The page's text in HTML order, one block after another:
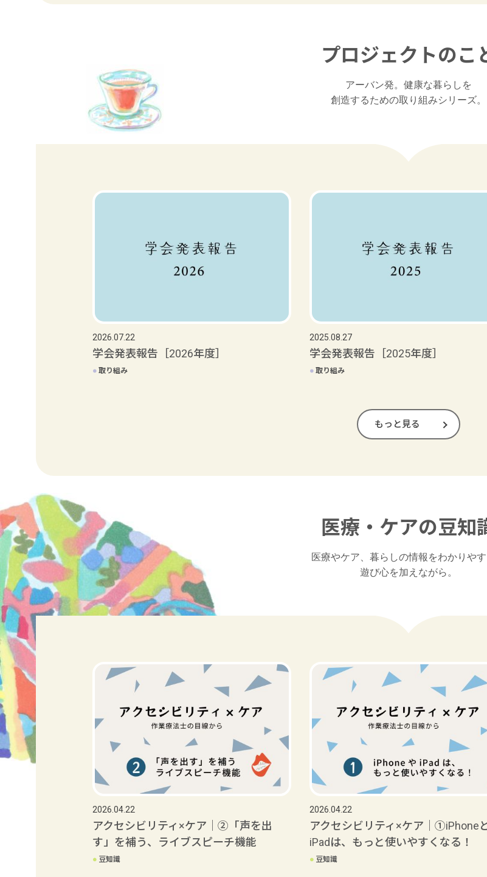
プロジェクトのこ
アーバン発。健康な暮らしを
創造するための取り組みシリーズ。
2026.07.22
学会発表報告［2026年度］
● 取り組み
2025.08.27
学会発表報告［2025年度］
●取り組み
もっと見る
医療・ケアの豆知
医療やケア、暮らしの情報をわかりやす
遊び心を加えながら。
2026.04.22
アクセシビリティ×ケア｜②「声を出
す」を補う、ライブスピーチ機能
● 豆知識
2026.04.22
アクセシビリティ×ケア｜①iPhone
iPadは、もっと使いやすくなる！
●豆知識